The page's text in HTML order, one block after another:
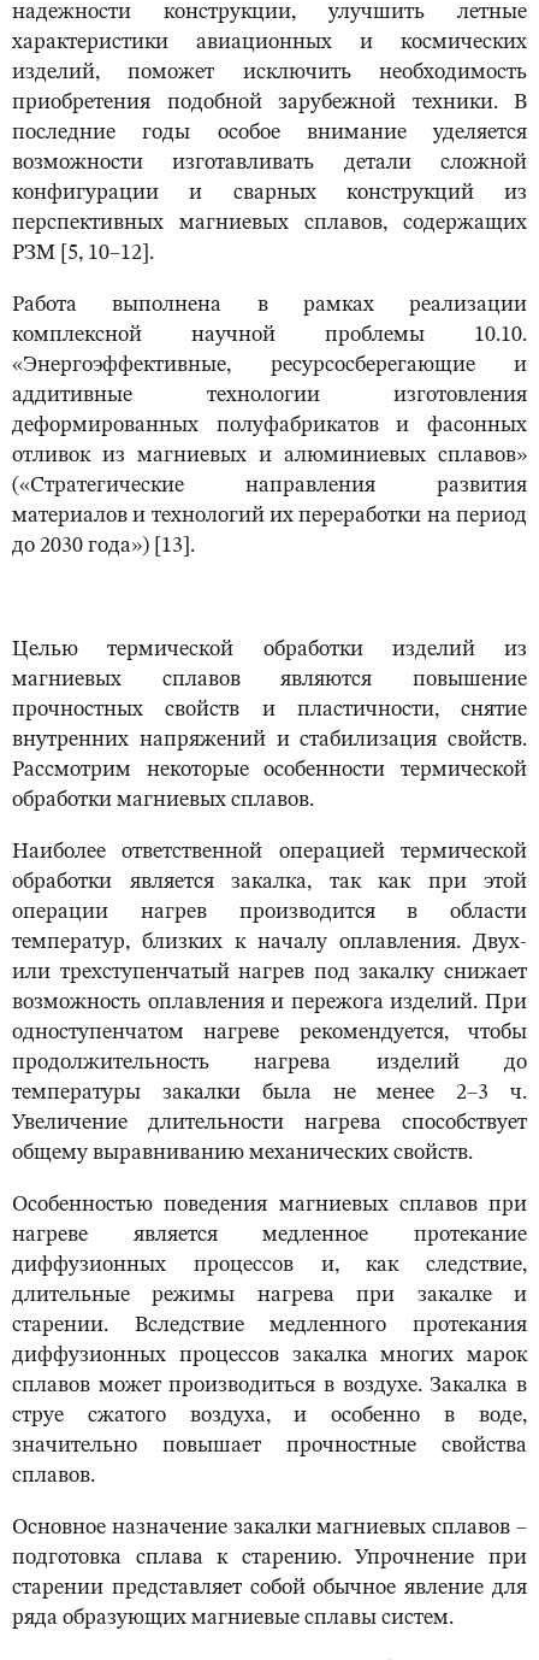
надежности конструкции, улучшить летные
характеристики авиационных и космических
изделий, поможет исключить необходимость
приобретения подобной зарубежной техники. В
последние годы особое внимание уделяется
возможности изготавливать детали сложной
конфигурации и сварных конструкций из
перспективных магниевых сплавов, содержащих
РЗМ [5, 10–12].
Работа выполнена в рамках реализации
комплексной научной проблемы 10.10.
«Энергоэффективные, ресурсосберегающие и
аддитивные технологии изготовления
деформированных полуфабрикатов и фасонных
отливок из магниевых и алюминиевых сплавов»
(«Стратегические направления развития
материалов и технологий их переработки на период
до 2030 года») [13].
Целью термической обработки изделий из
магниевых сплавов являются повышение
прочностных свойств и пластичности, снятие
внутренних напряжений и стабилизация свойств.
Рассмотрим некоторые особенности термической
обработки магниевых сплавов.
Наиболее ответственной операцией термической
обработки является закалка, так как при этой
операции нагрев производится в области
температур, близких к началу оплавления. Двух-
или трехступенчатый нагрев под закалку снижает
возможность оплавления и пережога изделий. При
одноступенчатом нагреве рекомендуется, чтобы
продолжительность нагрева изделий до
температуры закалки была не менее 2–3 ч.
Увеличение длительности нагрева способствует
общему выравниванию механических свойств.
Особенностью поведения магниевых сплавов при
нагреве является медленное протекание
диффузионных процессов и, как следствие,
длительные режимы нагрева при закалке и
старении. Вследствие медленного протекания
диффузионных процессов закалка многих марок
сплавов может производиться в воздухе. Закалка в
струе сжатого воздуха, и особенно в воде,
значительно повышает прочностные свойства
сплавов.
Основное назначение закалки магниевых сплавов –
подготовка сплава к старению. Упрочнение при
старении представляет собой обычное явление для
ряда образующих магниевые сплавы систем.